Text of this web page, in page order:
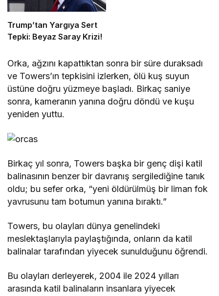
Trump’tan Yargıya Sert
Tepki: Beyaz Saray Krizi!
Orka, ağzını kapattıktan sonra bir süre duraksadı
ve Towers’ın tepkisini izlerken, ölü kuş suyun
üstüne doğru yüzmeye başladı. Birkaç saniye
sonra, kameranın yanına doğru döndü ve kuşu
yeniden yuttu.
Birkaç yıl sonra, Towers başka bir genç dişi katil
balinasının benzer bir davranış sergilediğine tanık
oldu; bu sefer orka, “yeni öldürülmüş bir liman fok
yavrusunu tam botumun yanına bıraktı.”
Towers, bu olayları dünya genelindeki
meslektaşlarıyla paylaştığında, onların da katil
balinalar tarafından yiyecek sunulduğunu öğrendi.
Bu olayları derleyerek, 2004 ile 2024 yılları
arasında katil balinaların insanlara yiyecek